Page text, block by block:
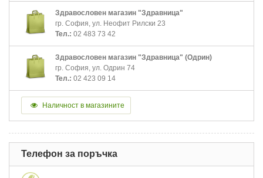
Здравословен магазин "Здравница"
гр. София, ул. Неофит Рилски 23
Тел.: 02 483 73 42
Здравословен магазин "Здравница" (Одрин)
гр. София, ул. Одрин 74
Тел.: 02 423 09 14
Наличност в магазините
Телефон за поръчка